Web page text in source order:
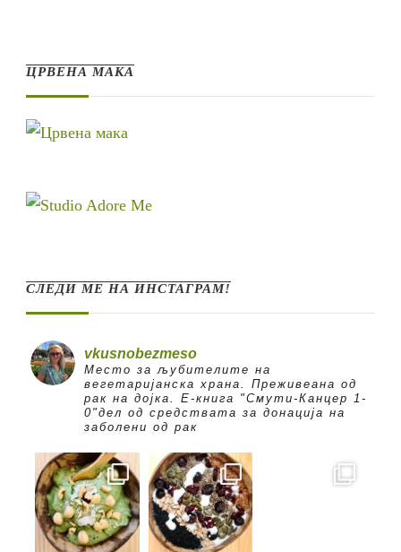
ЦРВЕНА МАКА
СЛЕДИ МЕ НА ИНСТАГРАМ!
vkusnobezmeso
Место за љубителите на
вегетаријанска храна. Преживеана од
рак на дојка.
E-книга "Смути-Канцер 1-
0"дел од средствата за донација на
заболени од рак